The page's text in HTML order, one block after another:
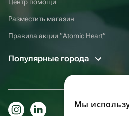
Разместить магазин
Правила акции “Atomic Heart”
Популярные города
Мы